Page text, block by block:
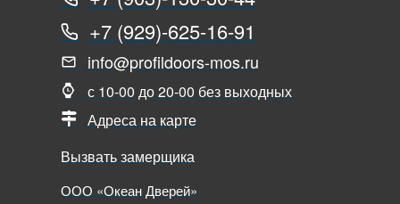
+7 (929)-625-16-91
info@profildoors-mos.ru
с 10-00 до 20-00 без выходных
Адреса на карте
Вызвать замерщика
ООО «Океан Дверей»